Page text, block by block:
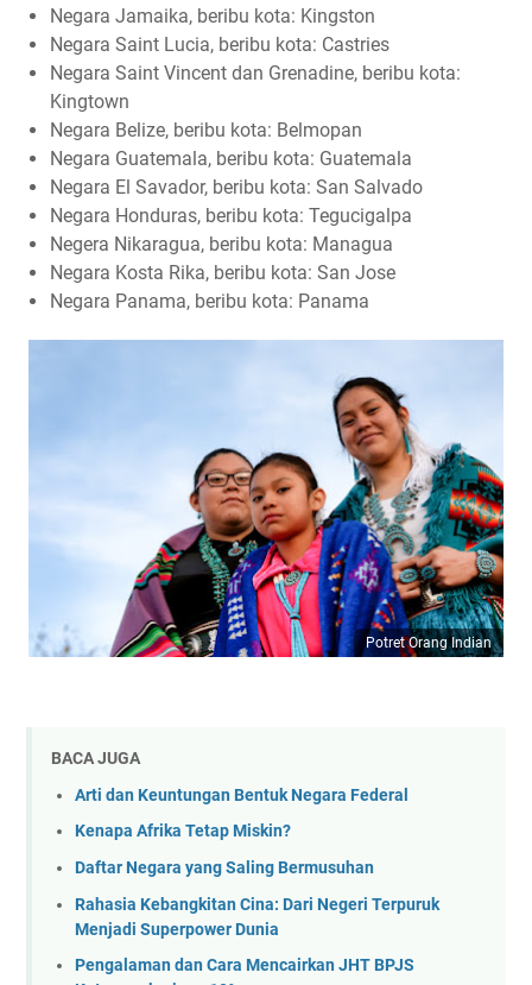
Negara Jamaika, beribu kota: Kingston
Negara Saint Lucia, beribu kota: Castries
Negara Saint Vincent dan Grenadine, beribu kota:
Kingtown
Negara Belize, beribu kota: Belmopan
Negara Guatemala, beribu kota: Guatemala
Negara El Savador, beribu kota: San Salvado
Negara Honduras, beribu kota: Tegucigalpa
Negera Nikaragua, beribu kota: Managua
Negara Kosta Rika, beribu kota: San Jose
Negara Panama, beribu kota: Panama
Potret Orang Indian
BACA JUGA
Arti dan Keuntungan Bentuk Negara Federal
Kenapa Afrika Tetap Miskin?
Daftar Negara yang Saling Bermusuhan
Rahasia Kebangkitan Cina: Dari Negeri Terpuruk
Menjadi Superpower Dunia
Pengalaman dan Cara Mencairkan JHT BPJS